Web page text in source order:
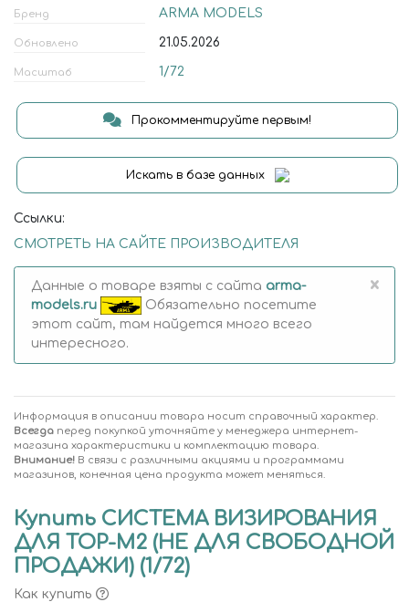
Бренд ARMA MODELS
Обновлено 21.05.2026
Масштаб 1/72
Прокомментируйте первым!
Искать в базе данных
Ссылки:
СМОТРЕТЬ НА САЙТЕ ПРОИЗВОДИТЕЛЯ
Данные о товаре взяты с сайта arma-
models.ru
Обязательно посетите
этот сайт, там найдется много всего
интересного.
×
Информация в описании товара носит справочный характер.
Всегда перед покупкой уточняйте у менеджера интернет-
магазина характеристики и комплектацию товара.
Внимание! В связи с различными акциями и программами
магазинов, конечная цена продукта может меняться.
Купить СИСТЕМА ВИЗИРОВАНИЯ
ДЛЯ ТОР-М2 (НЕ ДЛЯ СВОБОДНОЙ
ПРОДАЖИ) (1/72)
Как купить